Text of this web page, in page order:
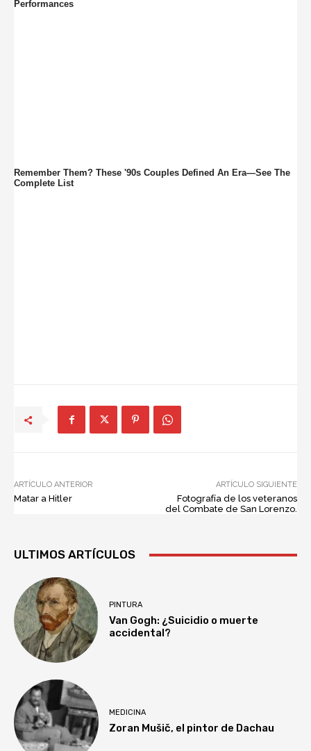
ARTÍCULO ANTERIOR
Matar a Hitler
ARTÍCULO SIGUIENTE
Fotografía de los veteranos
del Combate de San Lorenzo.
ULTIMOS ARTÍCULOS
PINTURA
Van Gogh: ¿Suicidio o muerte
accidental?
MEDICINA
Zoran Mušič, el pintor de Dachau